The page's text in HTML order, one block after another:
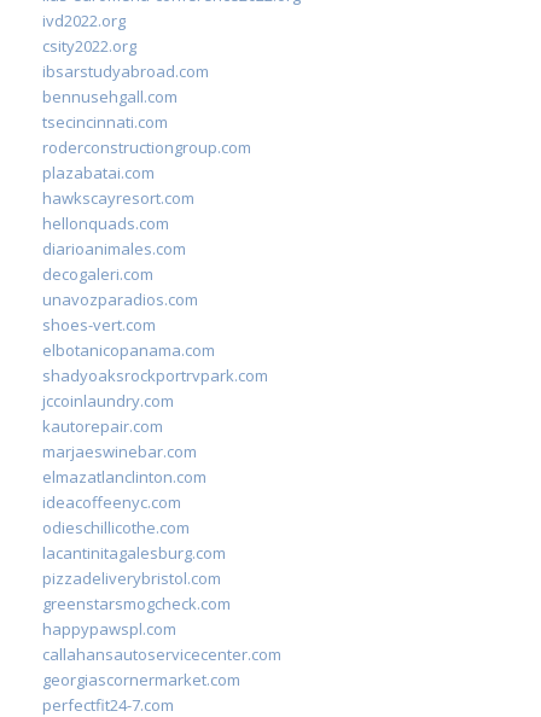
ivd2022.org
csity2022.org
ibsarstudyabroad.com
bennusehgall.com
tsecincinnati.com
roderconstructiongroup.com
plazabatai.com
hawkscayresort.com
hellonquads.com
diarioanimales.com
decogaleri.com
unavozparadios.com
shoes-vert.com
elbotanicopanama.com
shadyoaksrockportrvpark.com
jccoinlaundry.com
kautorepair.com
marjaeswinebar.com
elmazatlanclinton.com
ideacoffeenyc.com
odieschillicothe.com
lacantinitagalesburg.com
pizzadeliverybristol.com
greenstarsmogcheck.com
happypawspl.com
callahansautoservicecenter.com
georgiascornermarket.com
perfectfit24-7.com